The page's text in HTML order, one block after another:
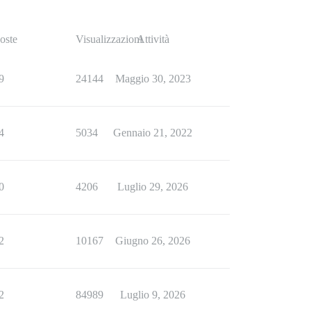
VisualizzazioniAttività
24144 Maggio 30, 2023
5034 Gennaio 21, 2022
4206 Luglio 29, 2026
10167 Giugno 26, 2026
84989 Luglio 9, 2026